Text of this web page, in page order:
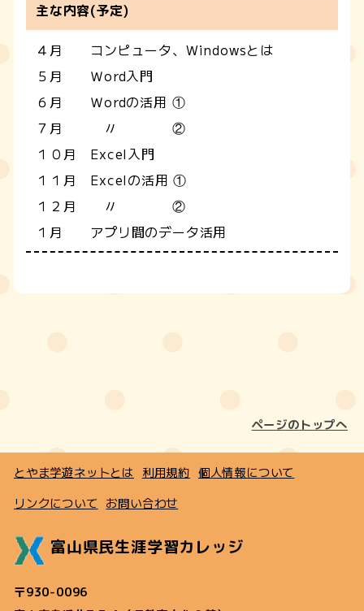
主な内容(予定)
４月 コンピュータ、Windowsとは
５月 Ｗord入門
６月 Ｗordの活用 ①
７月 〃 ②
１０月 Excel入門
１１月 Excelの活用 ①
１２月 〃 ②
１月 アプリ間のデータ活用
ページのトップへ
とやま学遊ネットとは 利用規約 個人情報について
リンクについて お問い合わせ
富山県民生涯学習カレッジ
〒930-0096